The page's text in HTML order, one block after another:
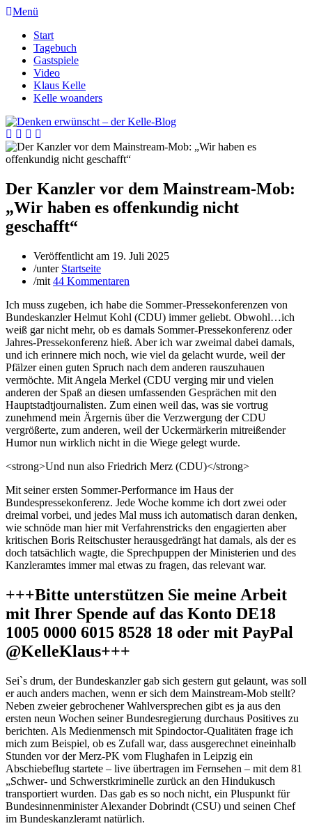
Menü
Start
Tagebuch
Gastspiele
Video
Klaus Kelle
Kelle woanders
Der Kanzler vor dem Mainstream-Mob:
„Wir haben es offenkundig nicht
geschafft“
Veröffentlicht am 19. Juli 2025
/unter Startseite
/mit 44 Kommentaren
Ich muss zugeben, ich habe die Sommer-Pressekonferenzen von
Bundeskanzler Helmut Kohl (CDU) immer geliebt. Obwohl…ich
weiß gar nicht mehr, ob es damals Sommer-Pressekonferenz oder
Jahres-Pressekonferenz hieß. Aber ich war zweimal dabei damals,
und ich erinnere mich noch, wie viel da gelacht wurde, weil der
Pfälzer einen guten Spruch nach dem anderen rauszuhauen
vermöchte. Mit Angela Merkel (CDU verging mir und vielen
anderen der Spaß an diesen umfassenden Gesprächen mit den
Hauptstadtjournalisten. Zum einen weil das, was sie vortrug
zunehmend mein Ärgernis über die Verzwergung der CDU
vergrößerte, zum anderen, weil der Uckermärkerin mitreißender
Humor nun wirklich nicht in die Wiege gelegt wurde.
<strong>Und nun also Friedrich Merz (CDU)</strong>
Mit seiner ersten Sommer-Performance im Haus der
Bundespressekonferenz. Jede Woche komme ich dort zwei oder
dreimal vorbei, und jedes Mal muss ich automatisch daran denken,
wie schnöde man hier mit Verfahrenstricks den engagierten aber
kritischen Boris Reitschuster herausgedrängt hat damals, als der es
doch tatsächlich wagte, die Sprechpuppen der Ministerien und des
Kanzleramtes immer mal etwas zu fragen, das relevant war.
+++Bitte unterstützen Sie meine Arbeit
mit Ihrer Spende auf das Konto DE18
1005 0000 6015 8528 18 oder mit PayPal
@KelleKlaus+++
Sei`s drum, der Bundeskanzler gab sich gestern gut gelaunt, was soll
er auch anders machen, wenn er sich dem Mainstream-Mob stellt?
Neben zweier gebrochener Wahlversprechen gibt es ja aus den
ersten neun Wochen seiner Bundesregierung durchaus Positives zu
berichten. Als Medienmensch mit Spindoctor-Qualitäten frage ich
mich zum Beispiel, ob es Zufall war, dass ausgerechnet eineinhalb
Stunden vor der Merz-PK vom Flughafen in Leipzig ein
Abschiebeflug startete – live übertragen im Fernsehen – mit dem 81
„Schwer- und Schwerstkriminelle zurück an den Hindukusch
transportiert wurden. Das gab es so noch nicht, ein Pluspunkt für
Bundesinnenminister Alexander Dobrindt (CSU) und seinen Chef
im Bundeskanzleramt natürlich.